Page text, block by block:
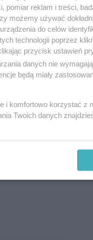
1,5 m
10,3 m2
2,7 m2
20,2 m
6,3 m2
pomiar reklam i treści,
możemy używać
do celów
technologii poprzez
przycisk ustawień
danych nie
będą miały
i komfortowo korzystać z
Twoich danych